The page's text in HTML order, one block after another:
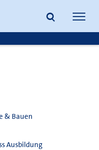
Suche
& Bauen
Ausbildung